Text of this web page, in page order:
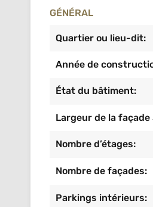
GÉNÉRAL
Quartier ou lieu-dit:
Année de
État du bâtiment:
Largeur de la façade
Nombre d’étages:
Nombre de façades:
Parkings intérieurs: